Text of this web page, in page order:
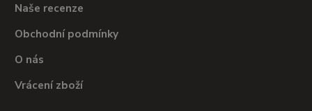
Naše recenze
Obchodní podmínky
O nás
Vrácení zboží